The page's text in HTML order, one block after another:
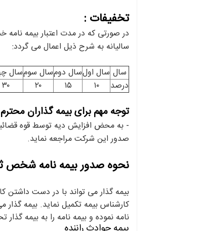
تخفیفات :
در صورتی که در مدت اعتبار بیمه نامه
سالیانه به شرح ذیل اعمال می گردد:
سال سال اولسال دومسال سومسال
درصد
۱۰ ۱۵ ۲۰ ۳۰
توجه مهم برای بیمه گذاران
- به محض افزایش دیه توسط قوه
صدور این شرکت مراجعه نماید.
نحوه صدور بیمه نامه شخص
بیمه گذار می تواند با در دست داشتن
کارشناس بیمه تکمیل نماید. بیمه
نامه نموده و بیمه نامه را به بیمه گذار